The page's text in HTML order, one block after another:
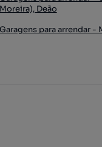
Moreira), Deão
Garagens para arrendar -